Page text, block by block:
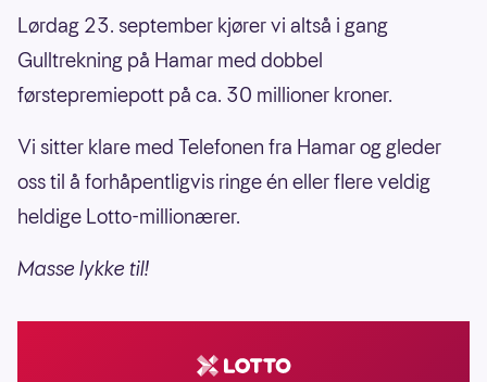
Lørdag 23. september kjører vi altså i gang
Gulltrekning på Hamar med dobbel
førstepremiepott på ca. 30 millioner kroner.
Vi sitter klare med Telefonen fra Hamar og gleder
oss til å forhåpentligvis ringe én eller flere veldig
heldige Lotto-millionærer.
Masse lykke til!